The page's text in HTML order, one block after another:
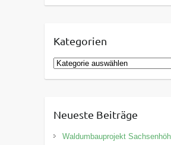
Kategorien
K
a
g
o
Neueste Beiträge
Waldumbauprojekt